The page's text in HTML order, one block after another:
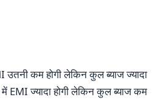
उतनी कम होगी लेकिन कुल ब्याज ज्यादा
में EMI ज्यादा होगी लेकिन कुल ब्याज कम